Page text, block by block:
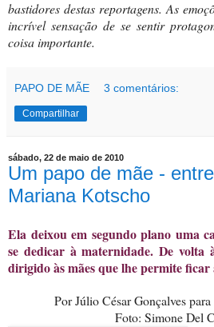
bastidores destas reportagens. As
incrível sensação de se sentir
coisa importante.
PAPO DE MÃE 3 comentários:
Compartilhar
sábado, 22 de maio de 2010
Um papo de mãe -
Mariana Kotscho
Ela deixou em segundo plano uma
se dedicar à maternidade. De volta
dirigido às mães que lhe permite ficar
Por Júlio César Gonçalves para
Foto: Simone Del